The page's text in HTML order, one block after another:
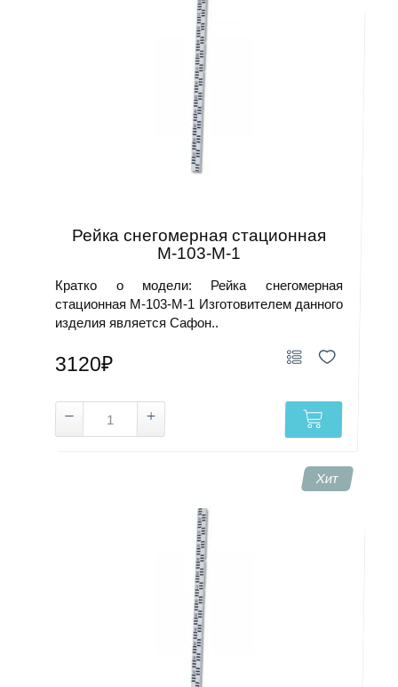
Рейка снегомерная стационная
М-103-М-1
Кратко о модели: Рейка снегомерная
стационная М-103-М-1 Изготовителем данного
изделия является Сафон..
3120₽
Хит